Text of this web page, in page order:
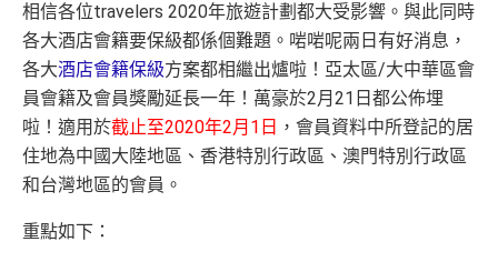
相信各位travelers 2020年旅遊計劃都大受影響。與此同時
各大酒店會籍要保級都係個難題。啱啱呢兩日有好消息，
各大酒店會籍保級方案都相繼出爐啦！亞太區/大中華區會
員會籍及會員獎勵延長一年！萬豪於2月21日都公佈埋
啦！適用於截止至2020年2月1日 ，會員資料中所登記的居
住地為中國大陸地區、香港特別行政區、澳門特別行政區
和台灣地區的會員。
重點如下：